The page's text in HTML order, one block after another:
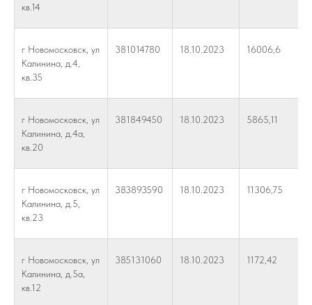
кв.14
г Новомосковск, ул
Калинина, д.4,
кв.35
381014780 18.10.2023 16006,6
г Новомосковск, ул
Калинина, д.4а,
кв.20
381849450 18.10.2023 5865,11
г Новомосковск, ул
Калинина, д.5,
кв.23
383893590 18.10.2023 11306,75
г Новомосковск, ул
Калинина, д.5а,
кв.12
385131060 18.10.2023 1172,42